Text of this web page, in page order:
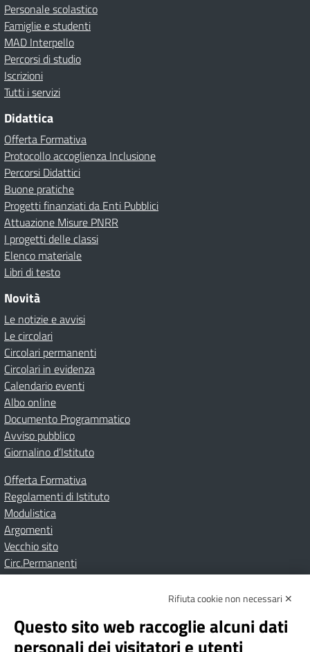
Personale scolastico
Famiglie e studenti
MAD Interpello
Percorsi di studio
Iscrizioni
Tutti i servizi
Didattica
Offerta Formativa
Protocollo accoglienza Inclusione
Percorsi Didattici
Buone pratiche
Progetti finanziati da Enti Pubblici
Attuazione Misure PNRR
I progetti delle classi
Elenco materiale
Libri di testo
Novità
Le notizie e avvisi
Le circolari
Circolari permanenti
Circolari in evidenza
Calendario eventi
Albo online
Documento Programmatico
Avviso pubblico
Giornalino d’Istituto
Offerta Formativa
Regolamenti di Istituto
Modulistica
Argomenti
Vecchio sito
Circ.Permanenti
Albo onlinePrivacy Policy
Dichiarazione di accessibilità
Note Legali
Rifiuta cookie non necessari ✕
Questo sito web raccoglie alcuni dati